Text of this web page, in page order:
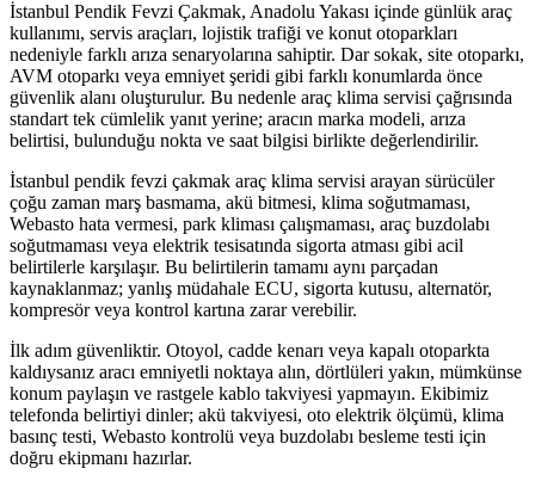
İstanbul Pendik Fevzi Çakmak, Anadolu Yakası içinde günlük araç
kullanımı, servis araçları, lojistik trafiği ve konut otoparkları
nedeniyle farklı arıza senaryolarına sahiptir. Dar sokak, site otoparkı,
AVM otoparkı veya emniyet şeridi gibi farklı konumlarda önce
güvenlik alanı oluşturulur. Bu nedenle araç klima servisi çağrısında
standart tek cümlelik yanıt yerine; aracın marka modeli, arıza
belirtisi, bulunduğu nokta ve saat bilgisi birlikte değerlendirilir.
İstanbul pendik fevzi çakmak araç klima servisi arayan sürücüler
çoğu zaman marş basmama, akü bitmesi, klima soğutmaması,
Webasto hata vermesi, park kliması çalışmaması, araç buzdolabı
soğutmaması veya elektrik tesisatında sigorta atması gibi acil
belirtilerle karşılaşır. Bu belirtilerin tamamı aynı parçadan
kaynaklanmaz; yanlış müdahale ECU, sigorta kutusu, alternatör,
kompresör veya kontrol kartına zarar verebilir.
İlk adım güvenliktir. Otoyol, cadde kenarı veya kapalı otoparkta
kaldıysanız aracı emniyetli noktaya alın, dörtlüleri yakın, mümkünse
konum paylaşın ve rastgele kablo takviyesi yapmayın. Ekibimiz
telefonda belirtiyi dinler; akü takviyesi, oto elektrik ölçümü, klima
basınç testi, Webasto kontrolü veya buzdolabı besleme testi için
doğru ekipmanı hazırlar.